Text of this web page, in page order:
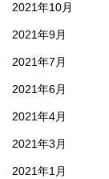
2021年10月
2021年9月
2021年7月
2021年6月
2021年4月
2021年3月
2021年1月